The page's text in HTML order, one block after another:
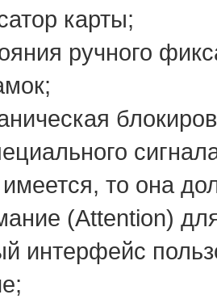
карты;
ручного
то она
(Attention)
интерфейс